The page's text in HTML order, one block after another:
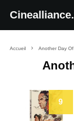
Accueil Another Day
9